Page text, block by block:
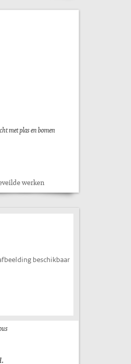
met plas en bomen
werken
beschikbaar